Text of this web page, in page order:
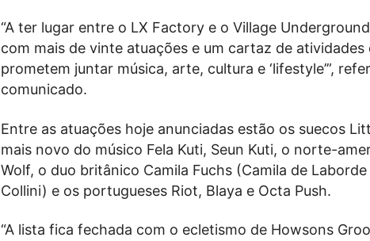
“A ter lugar entre o LX Factory e o Village
com mais de vinte atuações e um cartaz de
prometem juntar música, arte, cultura e ‘lifestyle’”,
comunicado.
Entre as atuações hoje anunciadas estão os suecos
mais novo do músico Fela Kuti, Seun Kuti, o norte-
Wolf, o duo britânico Camila Fuchs (Camila de
Collini) e os portugueses Riot, Blaya e Octa Push.
“A lista fica fechada com o ecletismo de Howsons